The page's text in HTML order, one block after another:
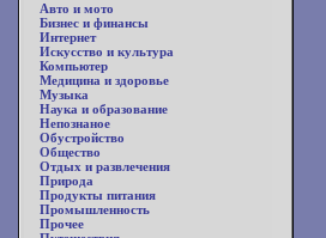
Авто и мото
Бизнес и финансы
Интернет
Искусство и культура
Компьютер
Медицина и здоровье
Музыка
Наука и образование
Непознаное
Обустройство
Общество
Отдых и развлечения
Природа
Продукты питания
Промышленность
Прочее